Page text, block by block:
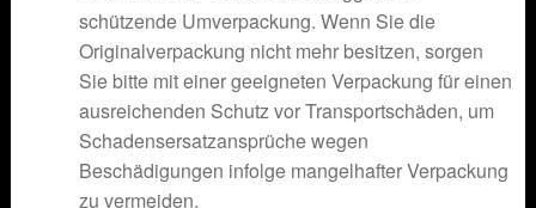
schützende Umverpackung. Wenn Sie die
Originalverpackung nicht mehr besitzen, sorgen
Sie bitte mit einer geeigneten Verpackung für einen
ausreichenden Schutz vor Transportschäden, um
Schadensersatzansprüche wegen
Beschädigungen infolge mangelhafter Verpackung
zu vermeiden.